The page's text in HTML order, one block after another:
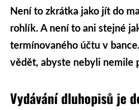
Není to zkrátka jako jít do
rohlík. A není to ani stejné
termínovaného účtu v
vědět, abyste nebyli nemile
Vydávání dluhopisů je